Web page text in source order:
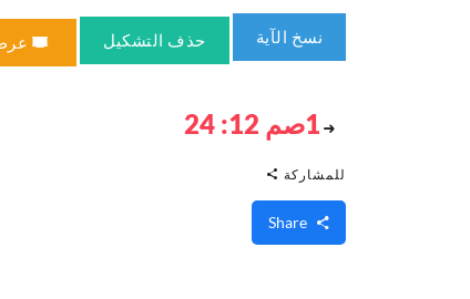
نسخ الآية حذف التشكيل
1صم 12: 24
للمشاركة